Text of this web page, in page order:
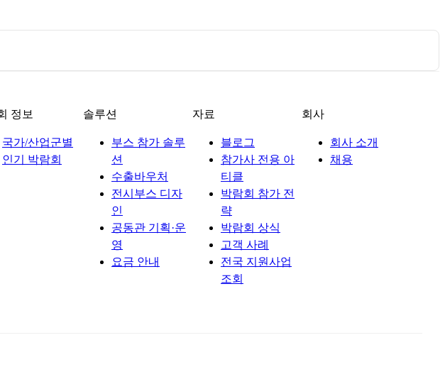
정보
국가/산업군별
인기 박람회
솔루션
부스 참가 솔루
션
수출바우처
전시부스 디자
인
공동관 기획·운
영
요금 안내
자료
블로그
참가사 전용 아
티클
박람회 참가 전
략
박람회 상식
고객 사례
전국 지원사업
조회
회사
회사 소개
채용